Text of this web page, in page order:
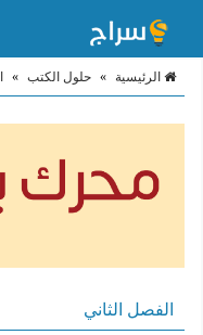
الرئيسية » حلول الكتب »
الفصل الثاني